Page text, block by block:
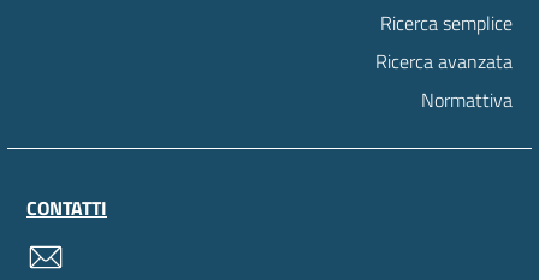
Ricerca semplice
Ricerca avanzata
Normattiva
CONTATTI